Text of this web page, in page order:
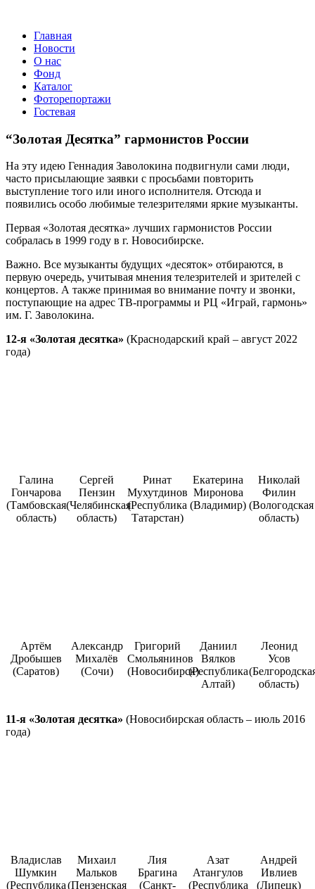
Главная
Новости
О нас
Фонд
Каталог
Фоторепортажи
Гостевая
“Золотая Десятка” гармонистов России
На эту идею Геннадия Заволокина подвигнули сами люди,
часто присылающие заявки с просьбами повторить
выступление того или иного исполнителя. Отсюда и
появились особо любимые телезрителями яркие музыканты.
Первая «Золотая десятка» лучших гармонистов России
собралась в 1999 году в г. Новосибирске.
Важно. Все музыканты будущих «десяток» отбираются, в
первую очередь, учитывая мнения телезрителей и зрителей с
концертов. А также принимая во внимание почту и звонки,
поступающие на адрес ТВ-программы и РЦ «Играй, гармонь»
им. Г. Заволокина.
12-я «Золотая десятка» (Краснодарский край – август 2022
года)
Галина
Гончарова
(Тамбовская
область)
Сергей
Пензин
(Челябинская
область)
Ринат
Мухутдинов
(Республика
Татарстан)
Екатерина
Миронова
(Владимир)
Николай
Филин
(Вологодская
область)
Артём
Дробышев
(Саратов)
Александр
Михалёв
(Сочи)
Григорий
Смольянинов
(Новосибирск)
Даниил
Вялков
(Республика
Алтай)
Леонид
Усов
область)
11-я «Золотая десятка» (Новосибирская область – июль 2016
года)
Владислав
Шумкин
(Республика
Михаил
Мальков
(Пензенская
Лия
Брагина
(Санкт-
Азат
Атангулов
(Республика
Андрей
Ивлиев
(Липецк)